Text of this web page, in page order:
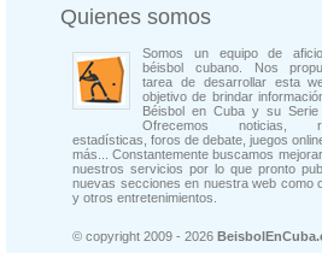
Quienes somos
Somos un equipo de
béisbol cubano. Nos
tarea de desarrollar esta
objetivo de brindar
Béisbol en Cuba y su Serie
Ofrecemos noticias,
estadísticas, foros de debate, juegos
más... Constantemente buscamos
nuestros servicios por lo que pronto
nuevas secciones en nuestra web como
y otros entretenimientos.
© copyright 2009 - 2026